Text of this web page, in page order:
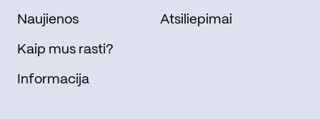
Naujienos
Kaip mus rasti?
Informacija
Atsiliepimai